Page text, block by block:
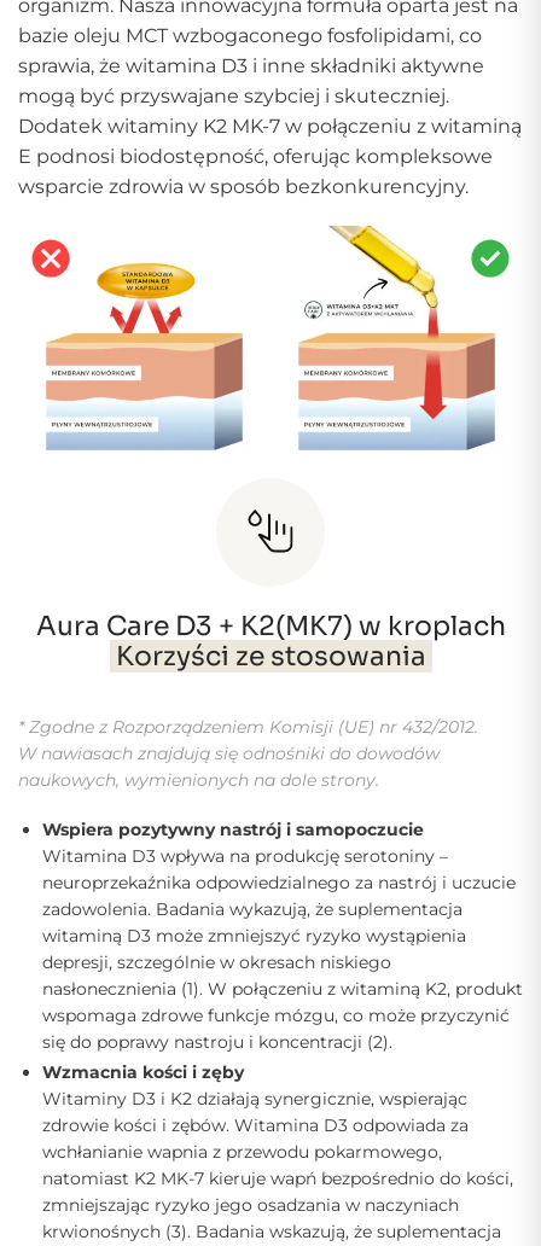
organizm. Nasza innowacyjna formuła oparta jest na
bazie oleju MCT wzbogaconego fosfolipidami, co
sprawia, że witamina D3 i inne składniki aktywne
mogą być przyswajane szybciej i skuteczniej.
Dodatek witaminy K2 MK-7 w połączeniu z witaminą
E podnosi biodostępność, oferując kompleksowe
wsparcie zdrowia w sposób bezkonkurencyjny.
Aura Care D3 + K2(MK7) w kroplach
Korzyści ze stosowania
* Zgodne z Rozporządzeniem Komisji (UE) nr 432/2012.
W nawiasach znajdują się odnośniki do dowodów
naukowych, wymienionych na dole strony.
Wspiera pozytywny nastrój i samopoczucie
Witamina D3 wpływa na produkcję serotoniny –
neuroprzekaźnika odpowiedzialnego za nastrój i uczucie
zadowolenia. Badania wykazują, że suplementacja
witaminą D3 może zmniejszyć ryzyko wystąpienia
depresji, szczególnie w okresach niskiego
nasłonecznienia (1). W połączeniu z witaminą K2, produkt
wspomaga zdrowe funkcje mózgu, co może przyczynić
się do poprawy nastroju i koncentracji (2).
Wzmacnia kości i zęby
Witaminy D3 i K2 działają synergicznie, wspierając
zdrowie kości i zębów. Witamina D3 odpowiada za
wchłanianie wapnia z przewodu pokarmowego,
natomiast K2 MK-7 kieruje wapń bezpośrednio do kości,
zmniejszając ryzyko jego osadzania w naczyniach
krwionośnych (3). Badania wskazują, że suplementacja